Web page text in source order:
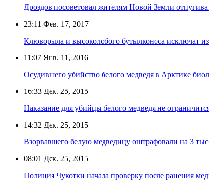
Дроздов посоветовал жителям Новой Земли
23:11 Фев. 17, 2017
Клюворыла и высоколобого бутылконоса исключат
11:07 Янв. 11, 2016
Осудившего убийство белого медведя в Арктике
16:33 Дек. 25, 2015
Наказание для убийцы белого медведя не
14:32 Дек. 25, 2015
Взорвавшего белую медведицу оштрафовали на 3
08:01 Дек. 25, 2015
Полиция Чукотки начала проверку после ранения